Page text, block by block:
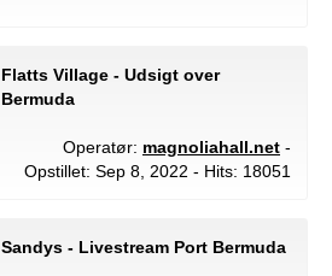
Flatts Village - Udsigt over
Bermuda
Operatør: magnoliahall.net -
Opstillet: Sep 8, 2022 - Hits: 18051
Sandys - Livestream Port Bermuda